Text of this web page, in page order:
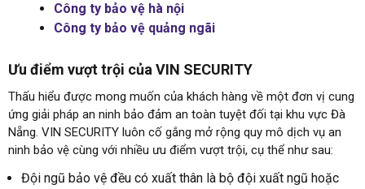
Công ty bảo vệ hà nội
Công ty bảo vệ quảng ngãi
Ưu điểm vượt trội của VIN SECURITY
Thấu hiểu được mong muốn của khách hàng về một đơn vị cung
ứng giải pháp an ninh bảo đảm an toàn tuyệt đối tại khu vực Đà
Nẵng. VIN SECURITY luôn cố gắng mở rộng quy mô dịch vụ an
ninh bảo vệ cùng với nhiều ưu điểm vượt trội, cụ thể như sau:
Đội ngũ bảo vệ đều có xuất thân là bộ đội xuất ngũ hoặc